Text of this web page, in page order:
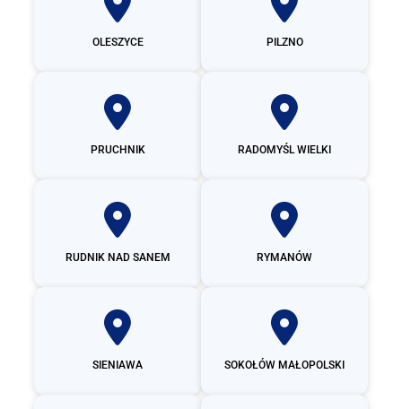
OLESZYCE PILZNO
PRUCHNIK RADOMYŚL WIELKI
RUDNIK NAD SANEM RYMANÓW
SIENIAWA SOKOŁÓW MAŁOPOLSKI